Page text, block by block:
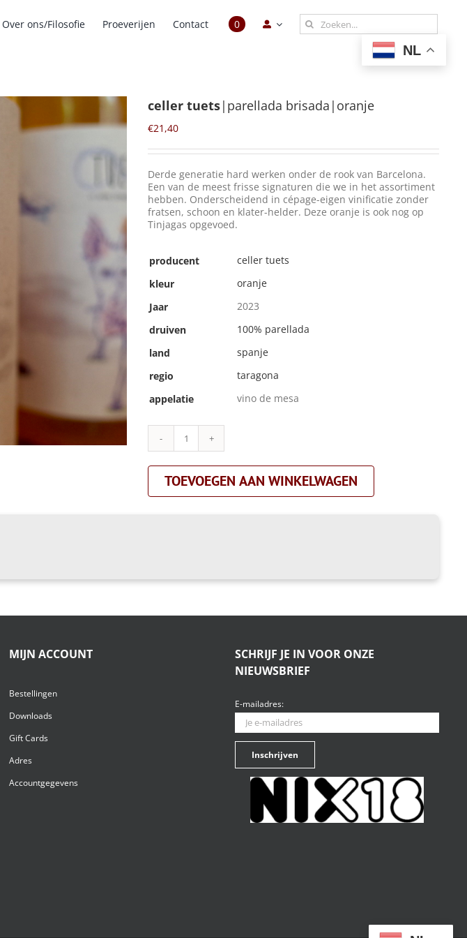
Over ons/Filosofie Proeverijen Contact 0
Zoeken
naar:
NL
celler tuets|parellada brisada|oranje
€21,40
Derde generatie hard werken onder de rook van Barcelona.
Een van de meest frisse signaturen die we in het assortiment
hebben. Onderscheidend in cépage-eigen vinificatie zonder
fratsen, schoon en klater-helder. Deze oranje is ook nog op
Tinjagas opgevoed.
producent
celler tuets
kleur
oranje
Jaar
2023
druiven
100% parellada
land
spanje
regio
taragona
appelatie
vino de mesa
celler
tuets|parellada
brisada|oranje
aantal
TOEVOEGEN AAN WINKELWAGEN
MIJN ACCOUNT
Bestellingen
Downloads
Gift Cards
Adres
Accountgegevens
SCHRIJF JE IN VOOR ONZE
NIEUWSBRIEF
E-mailadres: